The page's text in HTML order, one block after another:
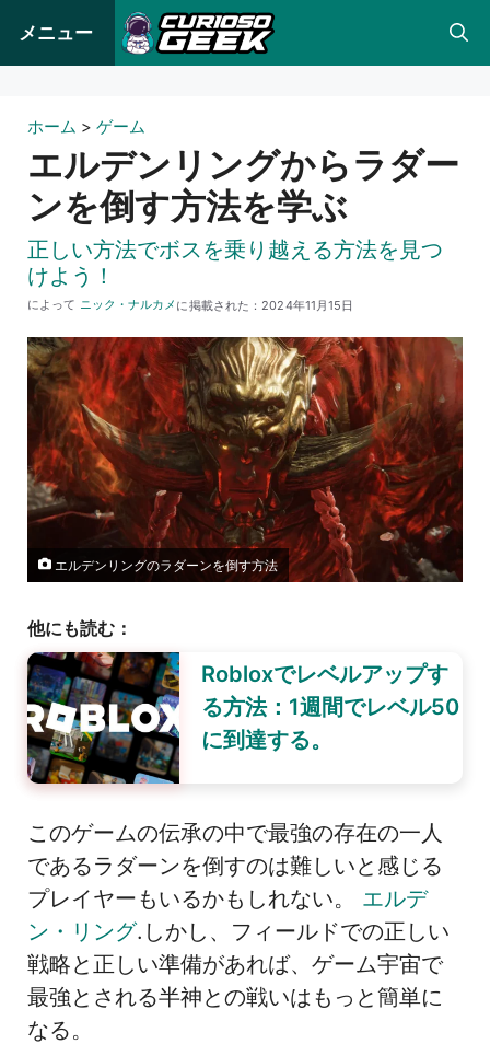
ン
メニュー
ホーム > ゲーム
エルデンリングからラダー
ンを倒す方法を学ぶ
正しい方法でボスを乗り越える方法を見つ
けよう！
に掲載された： 2024年11月15日
によって ニック・ナルカメ
エルデンリングのラダーンを倒す方法
他にも読む：
Robloxでレベルアップす
る方法：1週間でレベル50
に到達する。
このゲームの伝承の中で最強の存在の一人
であるラダーンを倒すのは難しいと感じる
プレイヤーもいるかもしれない。 エルデ
ン・リング.しかし、フィールドでの正しい
戦略と正しい準備があれば、ゲーム宇宙で
最強とされる半神との戦いはもっと簡単に
なる。